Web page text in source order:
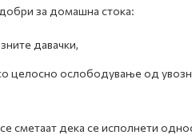
за домашна стока:
давачки,
целосно ослободување од
дека се исполнети